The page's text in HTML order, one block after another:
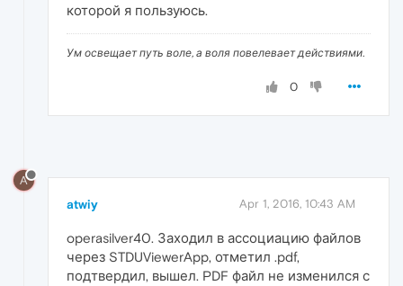
которой я пользуюсь.
Ум освещает путь воле, а воля повелевает действиями.
0
A
atwiy Apr 1, 2016, 10:43 AM
operasilver40. Заходил в ассоциацию файлов
через STDUViewerApp, отметил .pdf,
подтвердил, вышел. PDF файл не изменился с